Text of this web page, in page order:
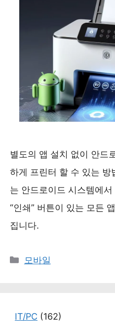
별도의 앱 설치 없이 안드
하게 프린터 할 수 있는 방
는 안드로이드 시스템에
“인쇄” 버튼이 있는 모든
집니다.
카
모바일
IT/PC (162)